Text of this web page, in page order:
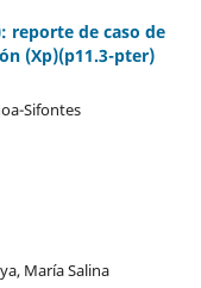
reporte de caso de
(Xp)(p11.3-pter)
Sifontes
María Salina